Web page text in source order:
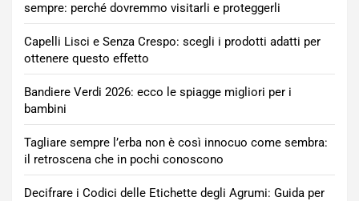
sempre: perché dovremmo visitarli e proteggerli
Capelli Lisci e Senza Crespo: scegli i prodotti adatti per
ottenere questo effetto
Bandiere Verdi 2026: ecco le spiagge migliori per i
bambini
Tagliare sempre l’erba non è così innocuo come sembra:
il retroscena che in pochi conoscono
Decifrare i Codici delle Etichette degli Agrumi: Guida per